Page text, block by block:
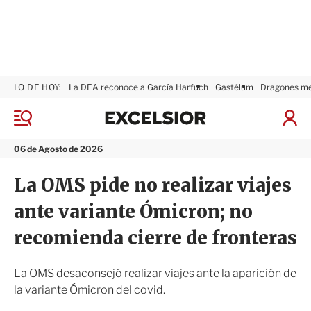
M
n
06 de Agosto de 2026
LO DE HOY: La DEA reconoce a García Harfuch Gastélum Dragones
I
a
s
ó
n
x
i
r
La OMS pide no realizar viajes
ante variante Ómicron; no
recomienda cierre de fronteras
La OMS desaconsejó realizar viajes ante la aparición de
la variante Ómicron del covid.